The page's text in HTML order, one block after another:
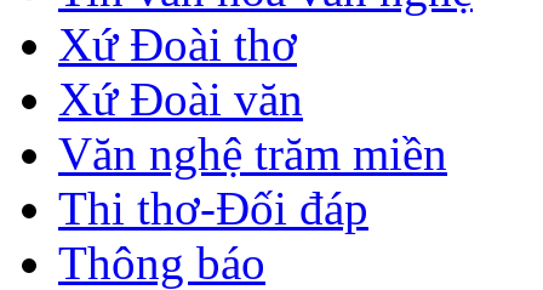
Xứ Đoài thơ
Xứ Đoài văn
Văn nghệ trăm miền
Thi thơ-Đối đáp
Thông báo